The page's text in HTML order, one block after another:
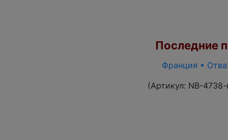
Последние
Франция •
(Артикул: NB-4738-